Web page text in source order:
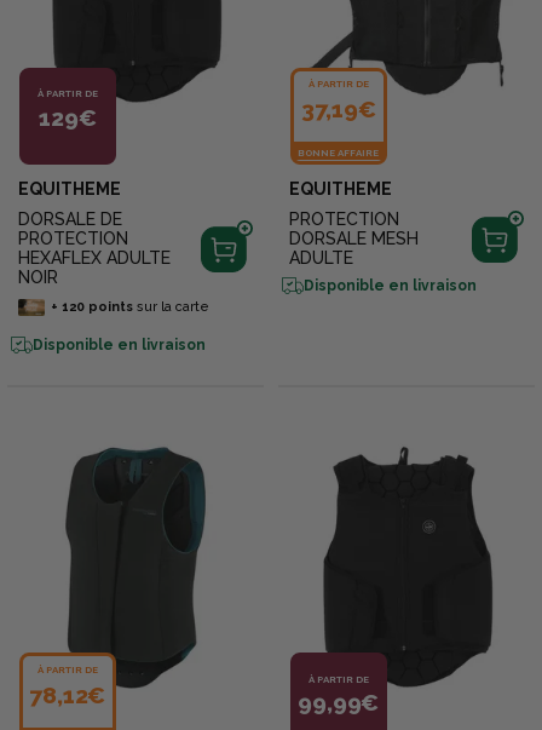
À PARTIR DE
129€
EQUITHEME
DORSALE DE
PROTECTION
HEXAFLEX ADULTE
NOIR
+ 120pointssur la carte
Disponible en livraison
À PARTIR DE
37,19€
BONNE AFFAIRE
EQUITHEME
PROTECTION
DORSALE MESH
ADULTE
Disponible en livraison
À PARTIR DE
78,12€
À PARTIR DE
99,99€